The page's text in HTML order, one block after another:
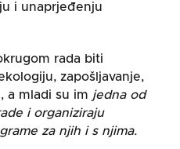
i unaprjeđenju
rada biti
zapošljavanje,
a mladi su im jedna od
i organiziraju
za njih i s njima.